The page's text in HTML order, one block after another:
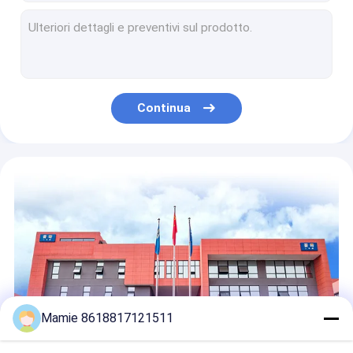
Sensore triangolare di ispezione della perdita della conduttura del rivelatore di perdita della conduttura dell'acqua del tester
Livelli del sensore 10 della perdita dell'acqua dello Smart Home del rivelatore di perdita dell'acqua dell'impianto idraulico di PQWT L40 regolabili
Parete del CD 30 del rivelatore PQ di bloccaggio del tubo del ferro del PVC che blocca lo strumento d'ostruzione dell'analizzatore
Rivelatore portatile 150M multifunzionale sotterraneo dell'acqua di PQWT-TC150 PQWT
Strumento sotterraneo industriale PQWT L40 del rivelatore di perdita del tubo
Continua
Mamie 8618817121511